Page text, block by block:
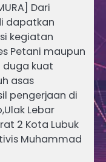
Dari
dapatkan
kegiatan
Petani maupun
duga kuat
asas
pengerjaan di
Lebar
2 Kota Lubuk
Muhammad